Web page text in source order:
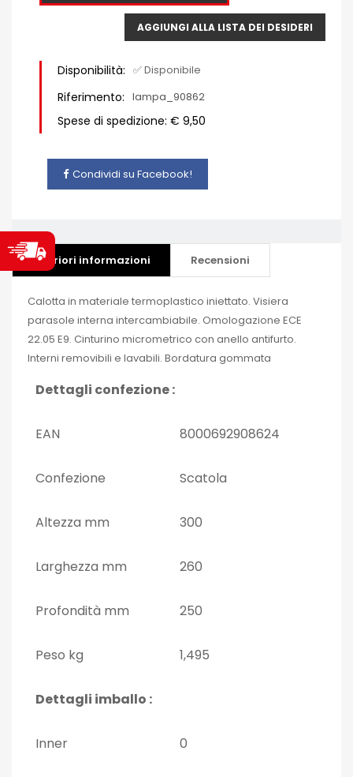
AGGIUNGI ALLA LISTA DEI DESIDERI
Disponibilità: ✅ Disponibile
Riferimento: lampa_90862
Spese di spedizione: € 9,50
Condividi su Facebook!
Ulteriori informazioni Recensioni
Calotta in materiale termoplastico iniettato. Visiera
parasole interna intercambiabile. Omologazione ECE
22.05 E9. Cinturino micrometrico con anello antifurto.
Interni removibili e lavabili. Bordatura gommata
Dettagli confezione :
EAN 8000692908624
Confezione Scatola
Altezza mm 300
Larghezza mm 260
Profondità mm 250
Peso kg 1,495
Dettagli imballo :
Inner 0